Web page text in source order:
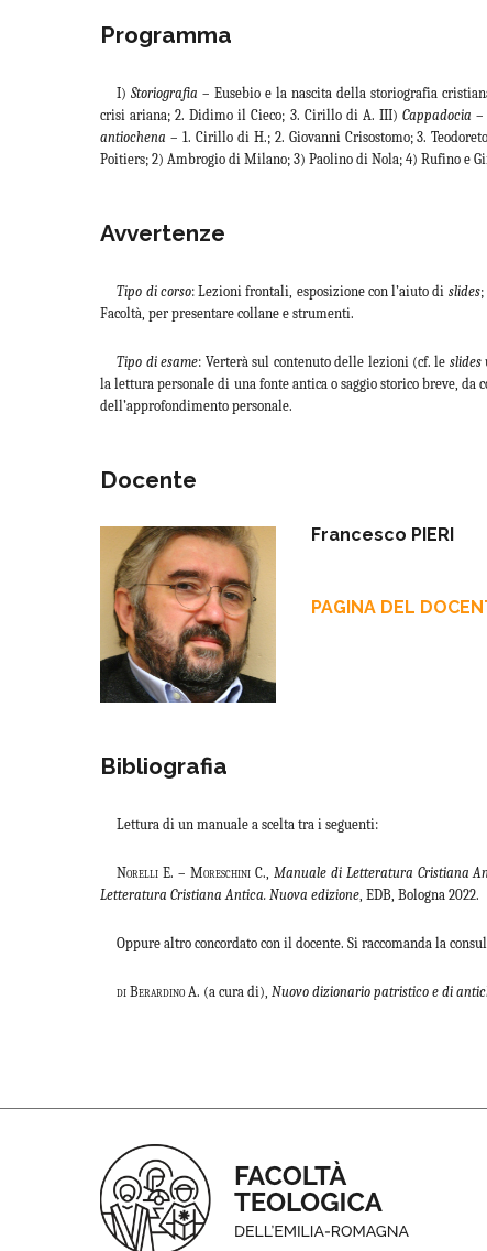
Programma
I)Storiografia – Eusebio e la nascita della storiografia
crisi ariana; 2. Didimo il Cieco; 3. Cirillo di A. III) Cappadocia –
antiochena – 1. Cirillo di H.; 2. Giovanni Crisostomo; 3.
Poitiers; 2) Ambrogio di Milano; 3) Paolino di Nola; 4) Rufino e
Avvertenze
Tipo di corso: Lezioni frontali, esposizione con l’aiuto di slides;
Facoltà, per presentare collane e strumenti.
Tipo di esame: Verterà sul contenuto delle lezioni (cf. le slides
la lettura personale di una fonte antica o saggio storico breve, da
dell’approfondimento personale.
Docente
Francesco PIERI
PAGINA DEL
Bibliografia
Lettura di un manuale a scelta tra i seguenti:
Norelli E. – Moreschini C., Manuale di Letteratura Cristiana
Letteratura Cristiana Antica. Nuova edizione, EDB, Bologna 2022.
Oppure altro concordato con il docente. Si raccomanda la
di Berardino A. (a cura di),Nuovo dizionario patristico e di